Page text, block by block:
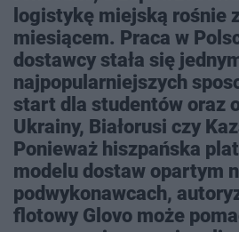
logistykę miejską rośnie
miesiącem. Praca w
dostawcy stała się
najpopularniejszych
start dla studentów oraz
Ukrainy, Białorusi czy
Ponieważ hiszpańska
modelu dostaw opartym
podwykonawcach,
flotowy Glovo może